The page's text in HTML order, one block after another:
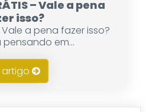
– Vale a pena
isso?
a pena fazer isso?
em...
artigo